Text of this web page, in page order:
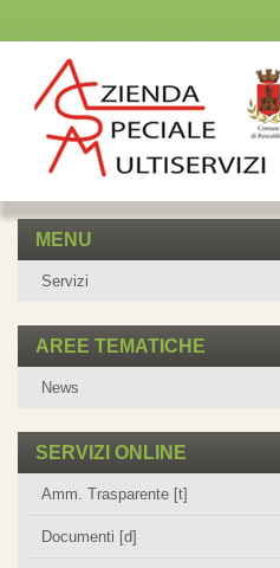
MENU
Servizi
AREE TEMATICHE
News
SERVIZI ONLINE
Amm. Trasparente [t]
Documenti [d]